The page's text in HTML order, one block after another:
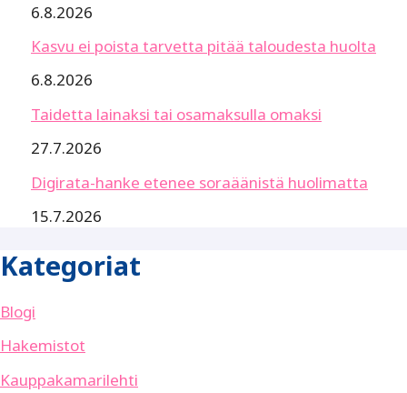
6.8.2026
Kasvu ei poista tarvetta pitää taloudesta huolta
6.8.2026
Taidetta lainaksi tai osamaksulla omaksi
27.7.2026
Digirata-hanke etenee soraäänistä huolimatta
15.7.2026
Kategoriat
Blogi
Hakemistot
Kauppakamarilehti